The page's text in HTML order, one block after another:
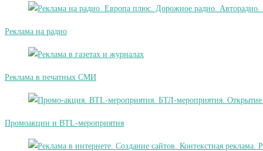
Реклама на радио
Реклама в печатных СМИ
Промоакции и BTL-мероприятия